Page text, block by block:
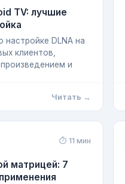
TV: лучшие
DLNA на
клиентов,
и
Читать →
⏱ 11 мин
матрицей: 7